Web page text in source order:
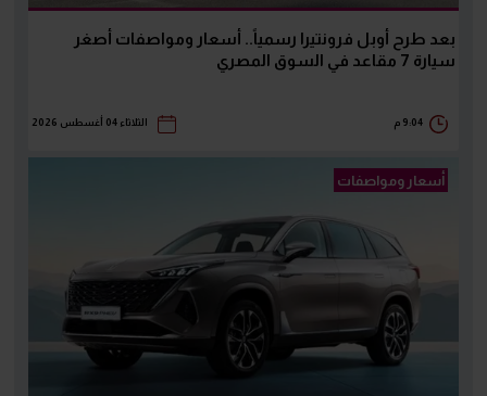
بعد طرح أوبل فرونتيرا رسمياً.. أسعار ومواصفات أصغر
سيارة 7 مقاعد في السوق المصري
9:04 م الثلاثاء 04 أغسطس 2026
أسعار ومواصفات